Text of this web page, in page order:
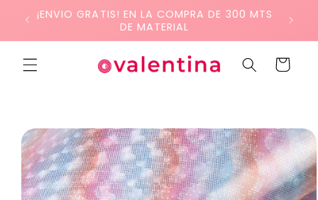
directamente
¡ENVIO GRATIS! EN LA COMPRA DE 300 MTS
DE MATERIAL
Carrito
directamente
a la
información
del producto